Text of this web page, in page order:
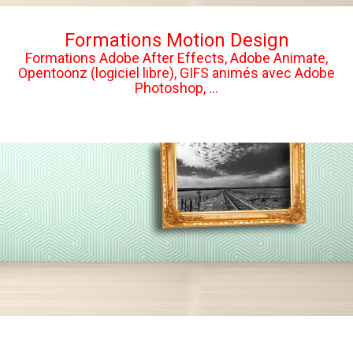
Formations Motion Design
Formations Adobe After Effects, Adobe Animate,
Opentoonz (logiciel libre), GIFS animés avec Adobe
Photoshop, ...